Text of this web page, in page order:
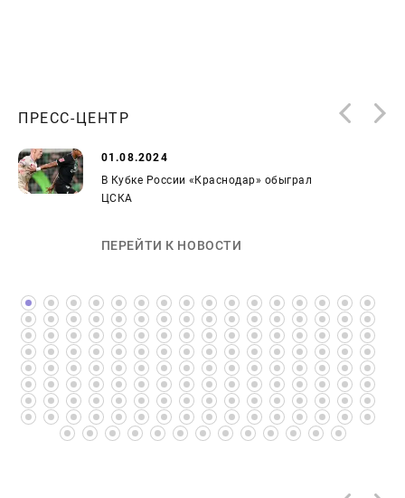
ПРЕСС-ЦЕНТР
01.08.2024
В Кубке России «Краснодар» обыграл
ЦСКА
ПЕРЕЙТИ К НОВОСТИ